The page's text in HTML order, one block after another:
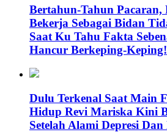
Bertahun-Tahun Pacaran,
Bekerja Sebagai Bidan
Saat Ku Tahu Fakta
Hancur Berkeping-Keping!
Dulu Terkenal Saat Main
Hidup Revi Mariska Kini
Setelah Alami Depresi